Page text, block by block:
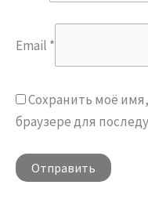
Email *
Сохранить моё
браузере для